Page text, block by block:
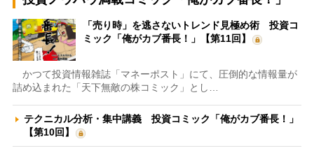
「売り時」を逃さないトレンド見極め術 投資コ
ミック「俺がカブ番長！」【第11回】
かつて投資情報雑誌「マネーポスト」にて、圧倒的な情報量が
詰め込まれた「天下無敵の株コミック」とし…
テクニカル分析・集中講義 投資コミック「俺がカブ番長！」
【第10回】